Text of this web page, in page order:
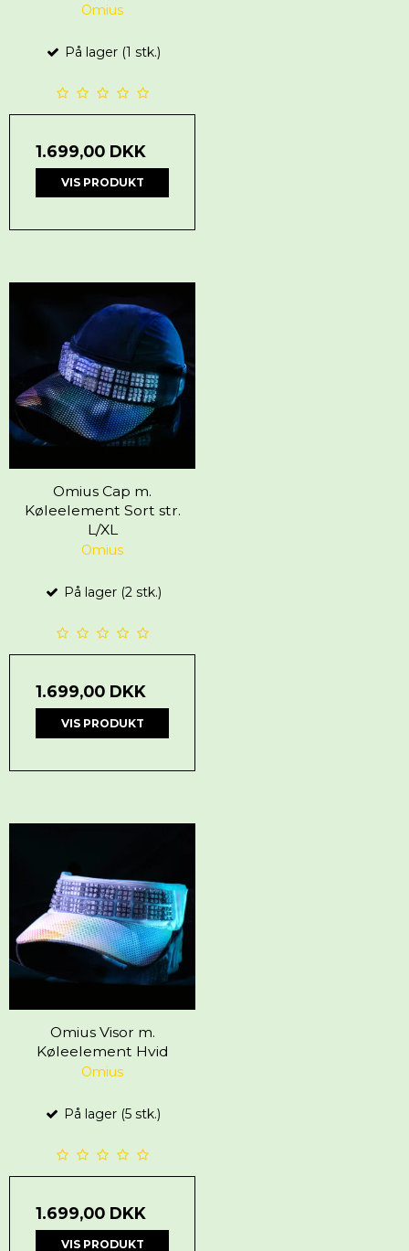
Omius
På lager (1 stk.)
1.699,00 DKK
VIS PRODUKT
Omius Cap m.
Køleelement Sort str.
L/XL
Omius
På lager (2 stk.)
1.699,00 DKK
VIS PRODUKT
Omius Visor m.
Køleelement Hvid
Omius
På lager (5 stk.)
1.699,00 DKK
VIS PRODUKT